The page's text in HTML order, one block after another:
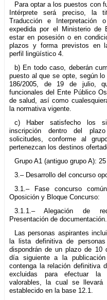
Para optar a los puestos con
Intérprete será preciso, la
Traducción e Interpretación
expedida por el Ministerio de
estar en posesión o en
plazos y forma previstos en
perfil lingüístico 4.
b) En todo caso, deberán
puesto al que se opte, según
186/2005, de 19 de julio,
funcionales del Ente Público
de salud, así como
la normativa vigente.
c) Haber satisfecho los
inscripción dentro del
solicitudes, conforme al
pertenezcan los destinos
Grupo A1 (antiguo grupo A):
3.– Desarrollo del concurso
3.1.– Fase concurso
Oposición y Bloque Concurso:
3.1.1.– Alegación de
Presentación de documentación.
Las personas aspirantes
la lista definitiva de
dispondrán de un plazo de 10
día siguiente a la
contenga la relación definitiva
excluidas para efectuar la
valorables, la cual se
establecido en la base 12.1.